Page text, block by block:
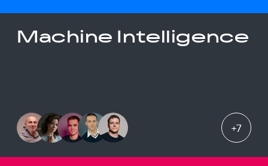
Machine Intelligence
+7